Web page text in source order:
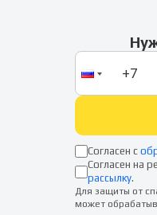
Согласен с
Согласен на
рассылку.
Для защиты от
может